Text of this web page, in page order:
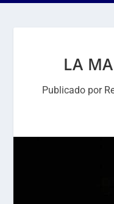
LA
Publicado por